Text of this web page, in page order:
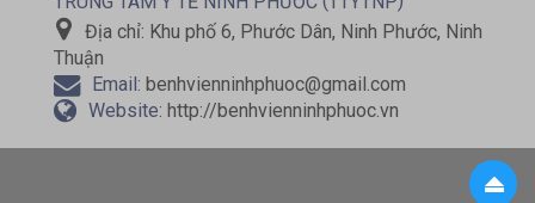
Địa chỉ: Khu phố 6, Phước Dân, Ninh Phước, Ninh
Thuận
Email: benhvienninhphuoc@gmail.com
Website: http://benhvienninhphuoc.vn